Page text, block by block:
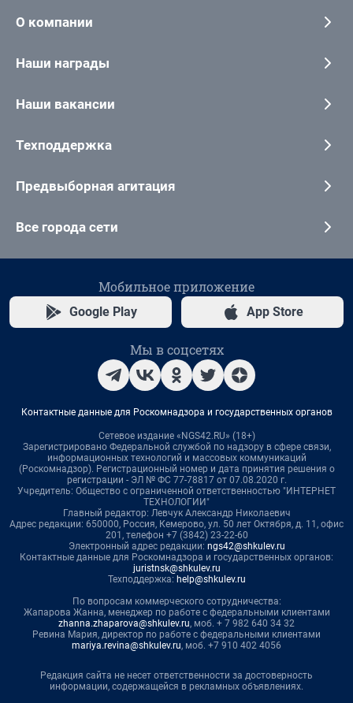
О компании
Наши награды
Наши вакансии
Техподдержка
Предвыборная агитация
Все города сети
Мобильное приложение
Google Play App Store
Мы в соцсетях
Контактные данные для Роскомнадзора и государственных органов
Сетевое издание «NGS42.RU» (18+)
Зарегистрировано Федеральной службой по надзору в сфере связи,
информационных технологий и массовых коммуникаций
(Роскомнадзор). Регистрационный номер и дата принятия решения о
регистрации - ЭЛ № ФС 77-78817 от 07.08.2020 г.
Учредитель: Общество с ограниченной ответственностью "ИНТЕРНЕТ
ТЕХНОЛОГИИ"
Главный редактор: Левчук Александр Николаевич
Адрес редакции: 650000, Россия, Кемерово, ул. 50 лет Октября, д. 11, офис
201, телефон +7 (3842) 23-22-60
Электронный адрес редакции: ngs42@shkulev.ru
Контактные данные для Роскомнадзора и государственных органов:
juristnsk@shkulev.ru
Техподдержка: help@shkulev.ru
По вопросам коммерческого сотрудничества:
Жапарова Жанна, менеджер по работе с федеральными клиентами
zhanna.zhaparova@shkulev.ru, моб. + 7 982 640 34 32
Ревина Мария, директор по работе с федеральными клиентами
mariya.revina@shkulev.ru, моб. +7 910 402 4056
Редакция сайта не несет ответственности за достоверность
информации, содержащейся в рекламных объявлениях.